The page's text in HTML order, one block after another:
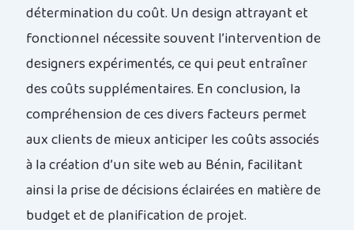
détermination du coût. Un design attrayant et
fonctionnel nécessite souvent l’intervention de
designers expérimentés, ce qui peut entraîner
des coûts supplémentaires. En conclusion, la
compréhension de ces divers facteurs permet
aux clients de mieux anticiper les coûts associés
à la création d’un site web au Bénin, facilitant
ainsi la prise de décisions éclairées en matière de
budget et de planification de projet.